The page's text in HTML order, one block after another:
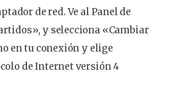
de red. Ve al Panel de
y selecciona «Cambiar
en tu conexión y elige
de Internet versión 4